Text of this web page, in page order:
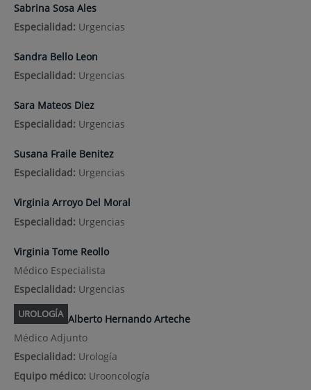
Sabrina Sosa Ales
Especialidad: Urgencias
Sandra Bello Leon
Especialidad: Urgencias
Sara Mateos Diez
Especialidad: Urgencias
Susana Fraile Benitez
Especialidad: Urgencias
Virginia Arroyo Del Moral
Especialidad: Urgencias
Virginia Tome Reollo
Médico Especialista
Especialidad: Urgencias
UROLOGÍA Alberto Hernando Arteche
Médico Adjunto
Especialidad: Urología
Equipo médico: Urooncología